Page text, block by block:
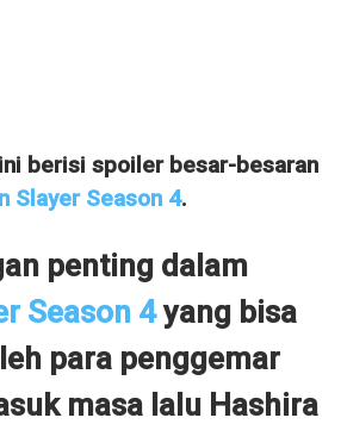
berisi spoiler besar-besaran
Slayer Season 4.
penting dalam
Season 4yang bisa
para penggemar
masa lalu Hashira